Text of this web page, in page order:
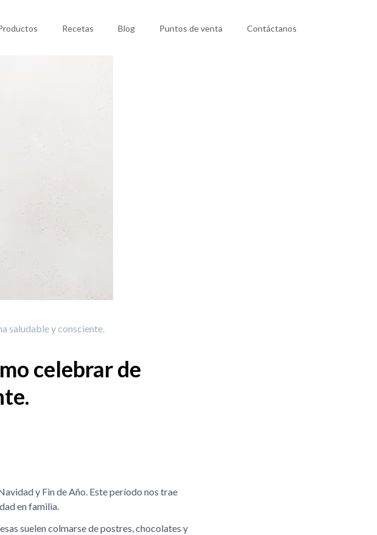
Recetas Blog Puntos de venta Contáctanos
saludable y consciente.
celebrar de
y Fin de Año. Este período nos trae
en familia.
suelen colmarse de postres, chocolates y